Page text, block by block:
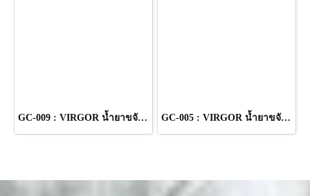
GC-009 : VIRGOR น้ำยาขจัดคราบสะเก็ดไฟ คราบปูน คราบด่างขาว (พื้นผิวอิฐ ปูน หินแกรนิต เซรามิค พื้นซีเมนต์ กรวดล้างหรือทรายล้าง) ขนาด 1 ลิตร GC-005 : VIRGOR น้ำยาขจัดคราบสีเคมี (กระเบื้อง พื้นผิวโลหะ ) ขนาด 1 ลิตร